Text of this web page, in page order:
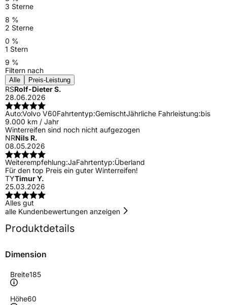
3 Sterne
8 %
2 Sterne
0 %
1 Stern
9 %
Filtern nach
Alle Preis-Leistung
RSRolf-Dieter S.
28.06.2026
Auto:Volvo V60Fahrtentyp:GemischtJährliche Fahrleistung:bis
9.000 km / Jahr
Winterreifen sind noch nicht aufgezogen
NRNils R.
08.05.2026
Weiterempfehlung:JaFahrtentyp:Überland
Für den top Preis ein guter Winterreifen!
TYTimur Y.
25.03.2026
Alles gut
alle Kundenbewertungen anzeigen
Produktdetails
Dimension
Breite185
Höhe60